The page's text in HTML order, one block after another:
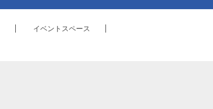
イベントスペース